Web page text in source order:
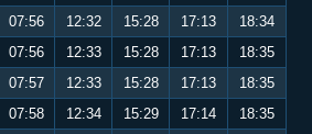
07:56 12:32 15:28 17:13
18:34
07:56 12:33 15:28 17:13
18:35
07:57 12:33 15:28 17:13
18:35
07:58 12:34 15:29 17:14
18:35